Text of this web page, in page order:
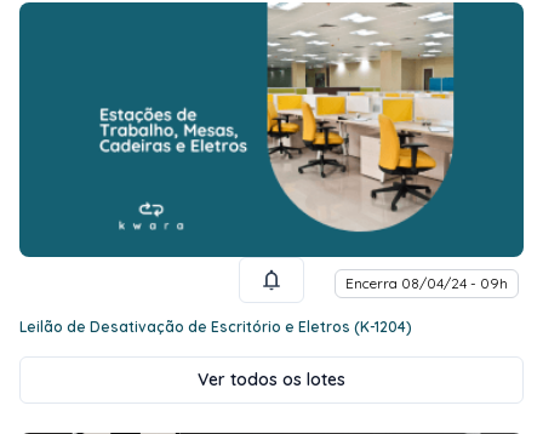
Encerra 08/04/24 - 09h
Leilão de Desativação de Escritório e Eletros (K-1204)
Ver todos os lotes